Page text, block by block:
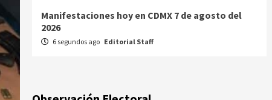
Manifestaciones hoy en CDMX 7 de agosto del
2026
6 segundos ago Editorial Staff